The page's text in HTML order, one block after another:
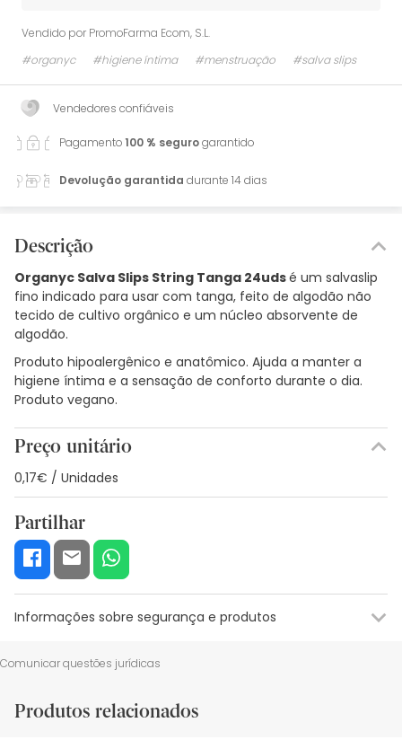
Vendido por PromoFarma Ecom, S.L.
#organyc
#higiene íntima #menstruação #salva slips
Vendedores confiáveis
Pagamento100 % segurogarantido
Devolução garantida durante 14 dias
Descrição
Organyc Salva Slips String Tanga 24udsé um salvaslip
fino indicado para usar com tanga, feito de algodão não
tecido de cultivo orgânico e um núcleo absorvente de
algodão.
Produto hipoalergênico e anatômico. Ajuda a manter a
higiene íntima e a sensação de conforto durante o dia.
Produto vegano.
Preço unitário
0,17€ / Unidades
Partilhar
Informações sobre segurança e produtos
Recursos de segurança visual
De momento, não dispomos de imagens de segurança
Comunicar questões jurídicas
Produtos relacionados